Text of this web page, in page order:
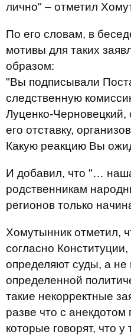
лично" – отметил
По его словам, в
мотивы для таких
образом:
"Вы подписывали
следственную
Луценко-Черновецкий,
его отставку,
Какую реакцию Вы
И добавил, что "…
родственникам
регионов только
Хомутынник отметил,
согласно
определяют суды, а не
определенной
такие некорректные
разве что с
которые говорят, что у